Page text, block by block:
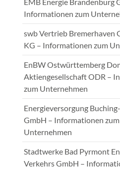
Informationen zum
swb Vertrieb Bremerhaven
KG – Informationen zum
EnBW Ostwürttemberg
Aktiengesellschaft ODR –
zum Unternehmen
Energieversorgung
GmbH – Informationen zum
Unternehmen
Stadtwerke Bad Pyrmont
Verkehrs GmbH –